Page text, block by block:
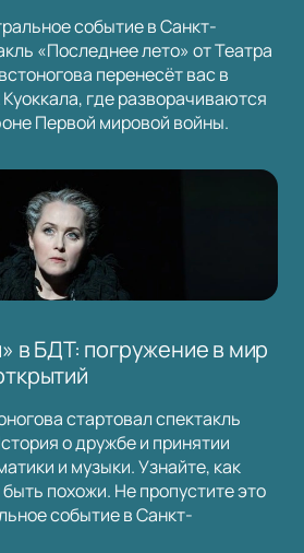
событие в Санкт-
«Последнее лето» от Театра
перенесёт вас в
где разворачиваются
Первой мировой войны.
в БДТ: погружение в мир
стартовал спектакль
о дружбе и принятии
и музыки. Узнайте, как
похожи. Не пропустите это
событие в Санкт-